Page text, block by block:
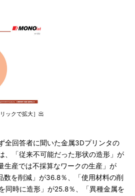
ックで拡大］出
全回答者に聞いた金属3Dプリンタの
、「従来不可能だった形状の造形」が
生産では不採算なワークの生産」が
数を削減」が36.8％、「使用材料の削
同時に造形」が25.8％、「異種金属を